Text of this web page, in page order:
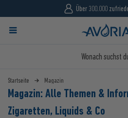
Über 300.000
Startseite Magazin
Magazin: Alle Themen &
Zigaretten, Liquids & Co